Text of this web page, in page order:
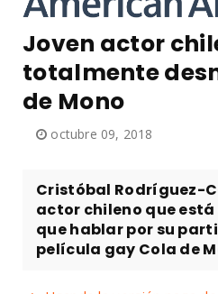
Joven actor
totalmente
de Mono
octubre 09, 2018
Cristóbal Rodríguez-
actor chileno que
que hablar por su
película gay Cola de